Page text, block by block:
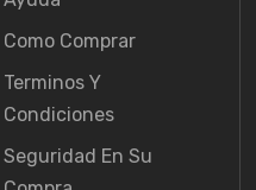
Como Comprar
Terminos Y
Condiciones
Seguridad En Su